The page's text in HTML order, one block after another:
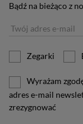
Bądź na bieżąco z
Zegarki
Wyrażam
adres e-mail
zrezygnować